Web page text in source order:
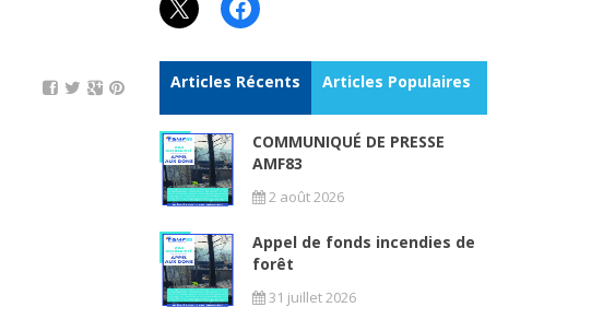
Articles Récents Articles Populaires
COMMUNIQUÉ DE PRESSE
AMF83
2 août 2026
Appel de fonds incendies de
forêt
31 juillet 2026